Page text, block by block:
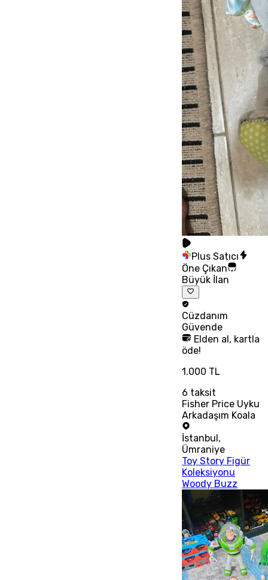
Plus Satıcı
Öne Çıkan
Büyük İlan
Cüzdanım
Güvende
Elden al, kartla
öde!
1.000 TL
6 taksit
Fisher Price Uyku
Arkadaşım Koala
İstanbul,
Ümraniye
Toy Story Figür
Koleksiyonu
Woody Buzz